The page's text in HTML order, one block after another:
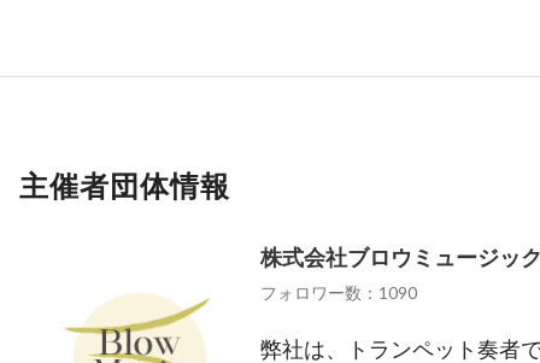
主催者団体情報
株式会社ブロウミュージッ
フォロワー数：1090
弊社は、トランペット奏者